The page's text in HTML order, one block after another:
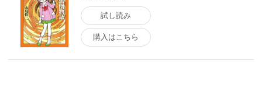
試し読み
購入はこちら